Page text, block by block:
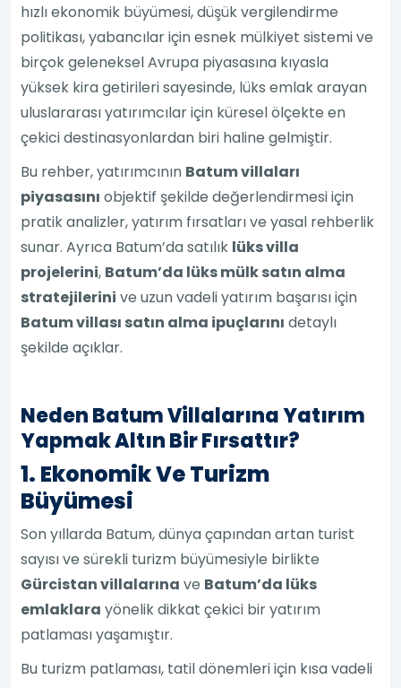
hızlı ekonomik büyümesi, düşük vergilendirme
politikası, yabancılar için esnek mülkiyet sistemi ve
birçok geleneksel Avrupa piyasasına kıyasla
yüksek kira getirileri sayesinde, lüks emlak arayan
uluslararası yatırımcılar için küresel ölçekte en
çekici destinasyonlardan biri haline gelmiştir.
Bu rehber, yatırımcının Batum villaları
piyasasını objektif şekilde değerlendirmesi için
pratik analizler, yatırım fırsatları ve yasal rehberlik
sunar. Ayrıca Batum’da satılık lüks villa
projelerini, Batum’da lüks mülk satın alma
stratejilerini ve uzun vadeli yatırım başarısı için
Batum villası satın alma ipuçlarını detaylı
şekilde açıklar.
Neden Batum Villalarına Yatırım
Yapmak Altın Bir Fırsattır?
1. Ekonomik Ve Turizm
Büyümesi
Son yıllarda Batum, dünya çapından artan turist
sayısı ve sürekli turizm büyümesiyle birlikte
Gürcistan villalarına ve Batum’da lüks
emlaklara yönelik dikkat çekici bir yatırım
patlaması yaşamıştır.
Bu turizm patlaması, tatil dönemleri için kısa vadeli